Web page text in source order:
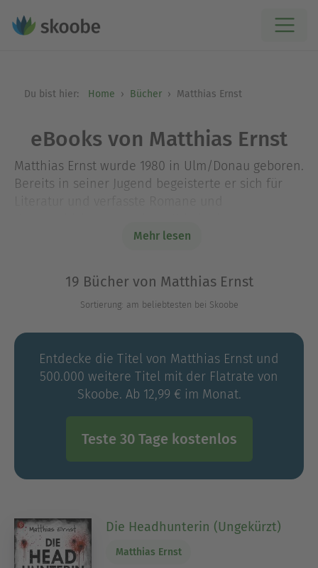
Du bist hier: Home Bücher Matthias Ernst
eBooks von Matthias Ernst
Matthias Ernst wurde 1980 in Ulm/Donau geboren.
Bereits in seiner Jugend begeisterte er sich für
verbindet er seine beiden größten
die Psychotherapie.
Mehr lesen
19 Bücher von Matthias Ernst
Sortierung: am beliebtesten bei Skoobe
Entdecke die Titel von Matthias Ernst und
500.000 weitere Titel mit der Flatrate von
Skoobe. Ab 12,99 € im Monat.
Teste 30 Tage kostenlos
Die Headhunterin (Ungekürzt)
Matthias Ernst